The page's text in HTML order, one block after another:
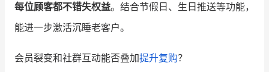
每位顾客都不错失权益。结合节假日、生日推送等功能，
能进一步激活沉睡老客户。
会员裂变和社群互动能否叠加提升复购？